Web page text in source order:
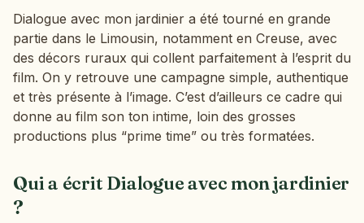
Dialogue avec mon jardinier a été tourné en grande
partie dans le Limousin, notamment en Creuse, avec
des décors ruraux qui collent parfaitement à l’esprit du
film. On y retrouve une campagne simple, authentique
et très présente à l’image. C’est d’ailleurs ce cadre qui
donne au film son ton intime, loin des grosses
productions plus “prime time” ou très formatées.
Qui a écrit Dialogue avec mon jardinier
?